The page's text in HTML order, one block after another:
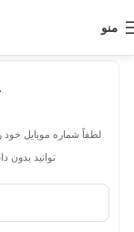
منو
لطفاً شماره موبایل خود
توانید بدون